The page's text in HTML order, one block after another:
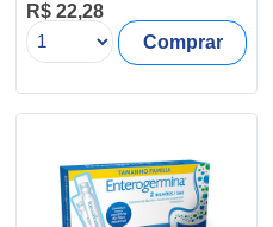
R$ 22,28
Comprar